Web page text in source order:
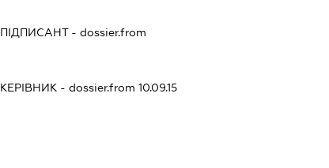
ПІДПИСАНТ- dossier.from
КЕРІВНИК - dossier.from 10.09.15